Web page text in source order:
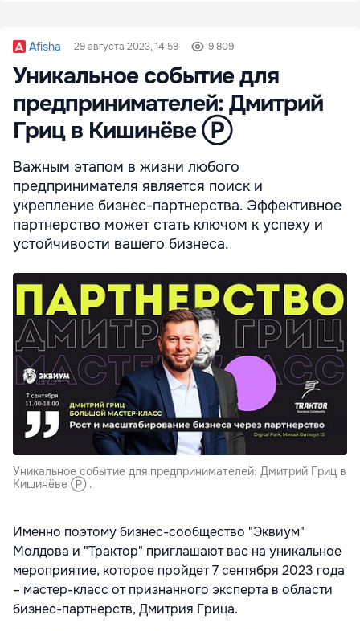
Afisha 29 августа 2023, 14:59 9 809
Уникальное событие для
предпринимателей: Дмитрий
Гриц в Кишинёве Ⓟ
Важным этапом в жизни любого
предпринимателя является поиск и
укрепление бизнес-партнерства. Эффективное
партнерство может стать ключом к успеху и
устойчивости вашего бизнеса.
Уникальное событие для предпринимателей: Дмитрий Гриц в
Кишинёве Ⓟ .
Именно поэтому бизнес-сообщество "Эквиум"
Молдова и "Трактор" приглашают вас на уникальное
мероприятие, которое пройдет 7 сентября 2023 года
– мастер-класс от признанного эксперта в области
бизнес-партнерств, Дмитрия Грица.